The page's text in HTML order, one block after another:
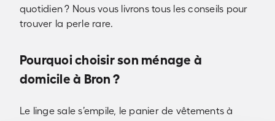
quotidien ? Nous vous livrons tous les conseils pour
trouver la perle rare.
Pourquoi choisir son ménage à
domicile à Bron ?
Le linge sale s’empile, le panier de vêtements à